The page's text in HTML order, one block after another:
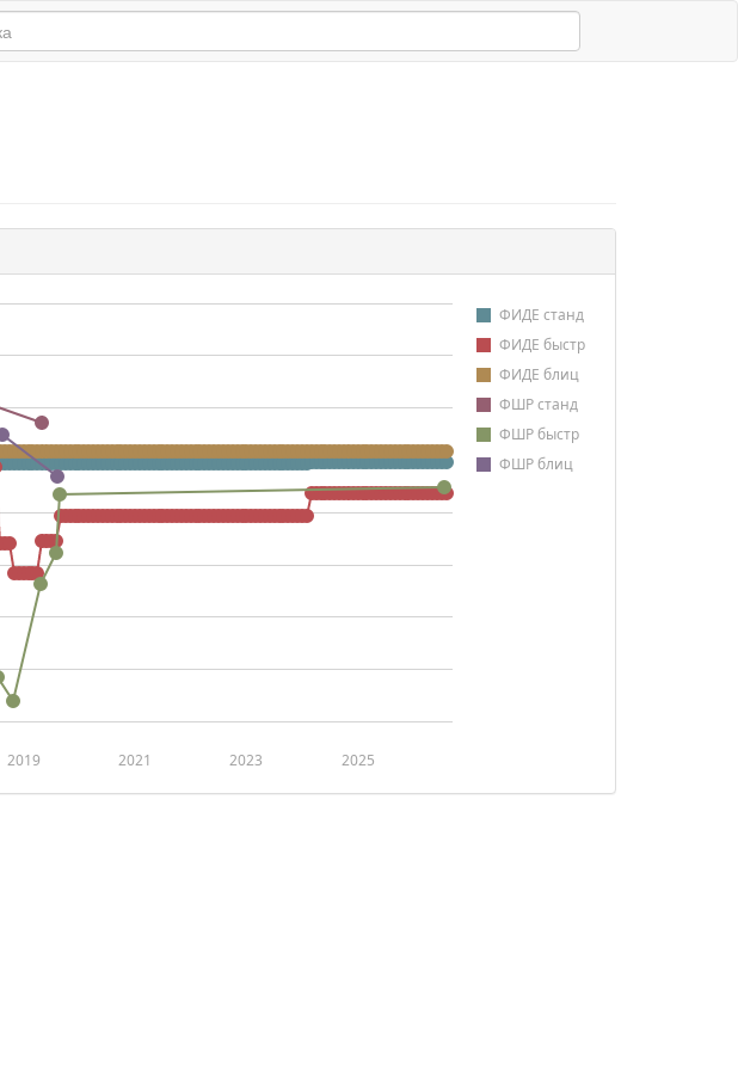
ФИДЕ станд
ФИДЕ быстр
ФИДЕ блиц
ФШР станд
ФШР быстр
ФШР блиц
2019 2021 2023 2025